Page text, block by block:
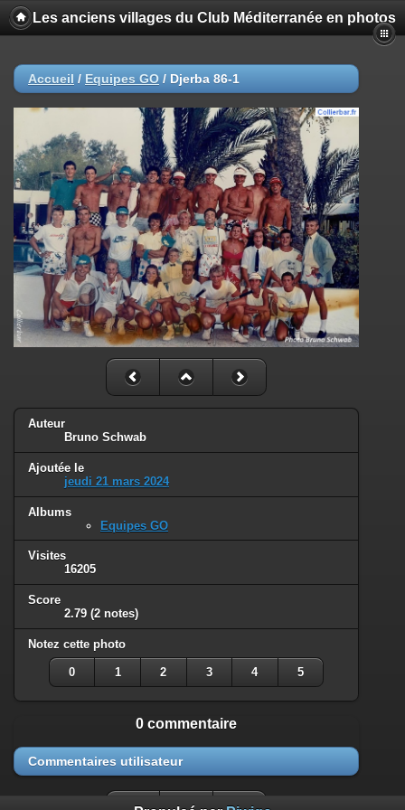
Les anciens villages du Club Méditerranée en photos
Accueil / Equipes GO / Djerba 86-1
Auteur
Bruno Schwab
Ajoutée le
jeudi 21 mars 2024
Albums
Equipes GO
Visites
16205
Score
2.79 (2 notes)
Notez cette photo
0 1 2 3 4 5
0 commentaire
Commentaires utilisateur